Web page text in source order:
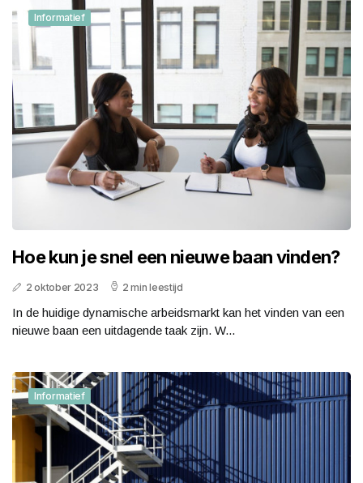
Informatief
Hoe kun je snel een nieuwe baan vinden?
2 oktober 2023 2 min leestijd
In de huidige dynamische arbeidsmarkt kan het vinden van een
nieuwe baan een uitdagende taak zijn. W...
Informatief